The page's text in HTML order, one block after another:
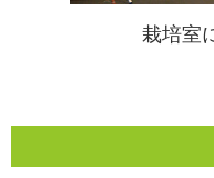
栽培室